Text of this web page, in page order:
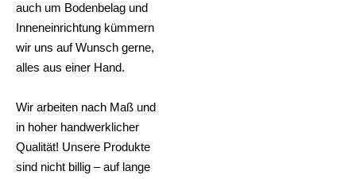
auch um Bodenbelag und
Inneneinrichtung kümmern
wir uns auf Wunsch gerne,
alles aus einer Hand.
Wir arbeiten nach Maß und
in hoher handwerklicher
Qualität! Unsere Produkte
sind nicht billig – auf lange